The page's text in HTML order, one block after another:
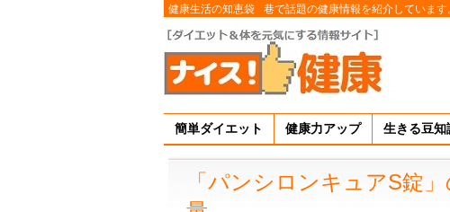
健康生活の知恵袋 巷で話題の健康情報を紹介しています
簡単ダイエット 健康力アップ 生きる豆知
「パンシロンキュアS錠